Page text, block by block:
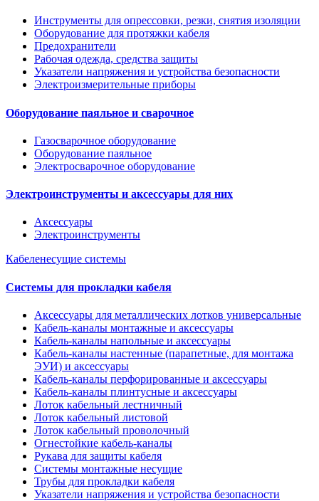
Инструменты для опрессовки, резки, снятия изоляции
Оборудование для протяжки кабеля
Предохранители
Рабочая одежда, средства защиты
Указатели напряжения и устройства безопасности
Электроизмерительные приборы
Оборудование паяльное и сварочное
Газосварочное оборудование
Оборудование паяльное
Электросварочное оборудование
Электроинструменты и аксессуары для них
Аксессуары
Электроинструменты
Кабеленесущие системы
Системы для прокладки кабеля
Аксессуары для металлических лотков универсальные
Кабель-каналы монтажные и аксессуары
Кабель-каналы напольные и аксессуары
Кабель-каналы настенные (парапетные, для монтажа
ЭУИ) и аксессуары
Кабель-каналы перфорированные и аксессуары
Кабель-каналы плинтусные и аксессуары
Лоток кабельный лестничный
Лоток кабельный листовой
Лоток кабельный проволочный
Огнестойкие кабель-каналы
Рукава для защиты кабеля
Системы монтажные несущие
Трубы для прокладки кабеля
Указатели напряжения и устройства безопасности